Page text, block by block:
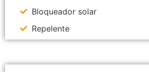
Bloqueador solar
Repelente